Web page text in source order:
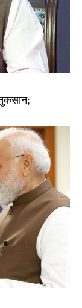
नुकसान;